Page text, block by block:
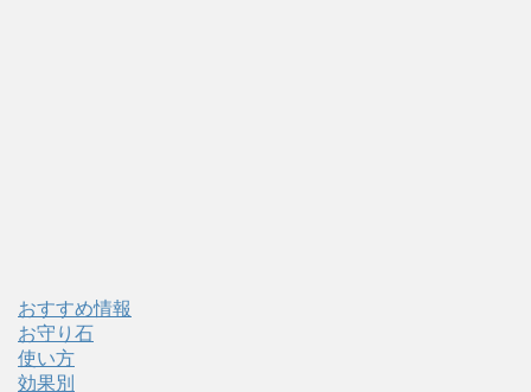
おすすめ情報
お守り石
使い方
効果別